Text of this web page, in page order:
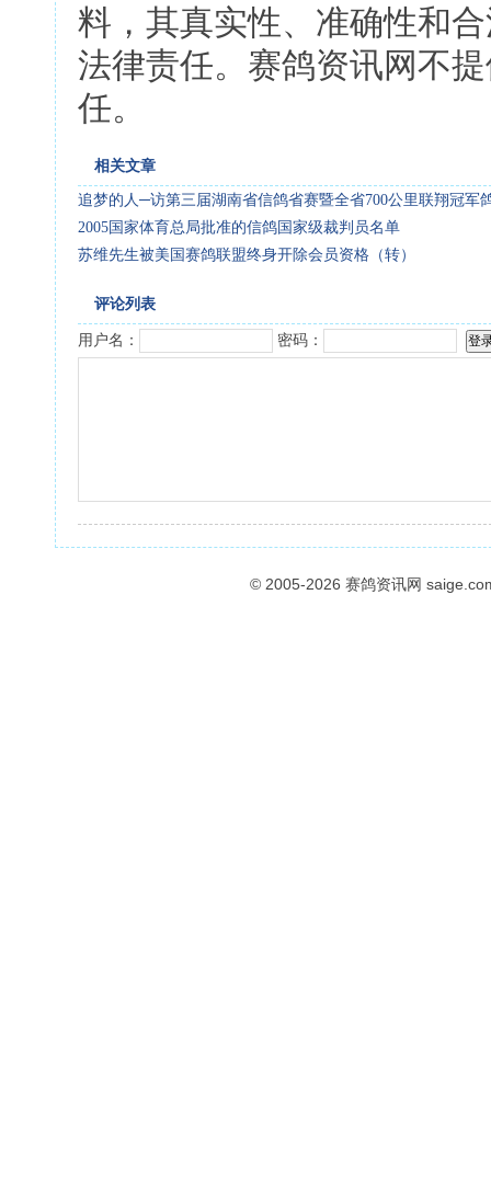
料，其真实性、准确性和
法律责任。赛鸽资讯网不
任。
相关文章
追梦的人─访第三届湖南省信鸽省赛暨全省700公里联翔冠军
2005国家体育总局批准的信鸽国家级裁判员名单
苏维先生被美国赛鸽联盟终身开除会员资格（转）
评论列表
用户名： 密码：
© 2005-2026 赛鸽资讯网